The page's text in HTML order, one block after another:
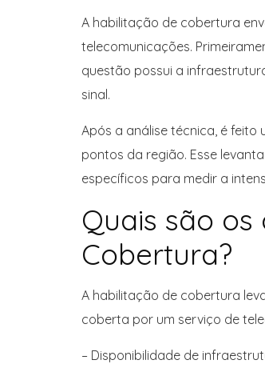
A habilitação de cobertura
telecomunicações.
questão possui a
sinal.
Após a análise técnica, é
pontos da região. Esse
específicos para medir a
Quais são
Cobertura?
A habilitação de cobertura
coberta por um serviço de
– Disponibilidade de